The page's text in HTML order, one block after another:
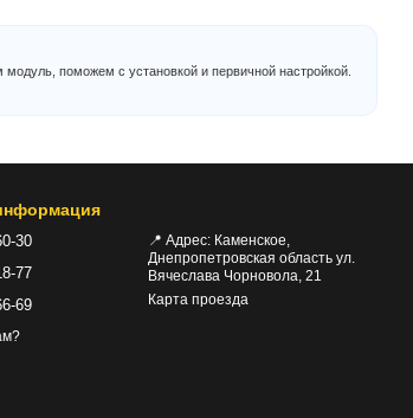
модуль, поможем с установкой и первичной настройкой.
30
77
69
📍 Адрес: Каменское,
Днепропетровская область ул.
Вячеслава Чорновола, 21
Карта проезда